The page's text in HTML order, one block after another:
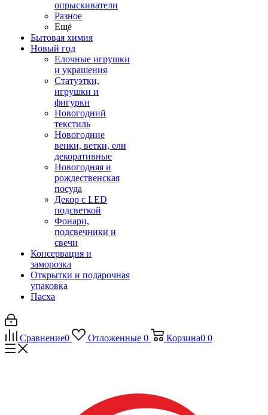
опрыскиватели
Разное
Ещё
Бытовая химия
Новый год
Елочные игрушки
и украшения
Статуэтки,
игрушки и
фигурки
Новогодний
текстиль
Новогодние
венки, ветки, ели
декоративные
Новогодняя и
рождественская
посуда
Декор с LED
подсветкой
Фонари,
подсвечники и
свечи
Консервация и
заморозка
Открытки и подарочная
упаковка
Пасха
Сравнение0 Отложенные 0 Корзина0 0